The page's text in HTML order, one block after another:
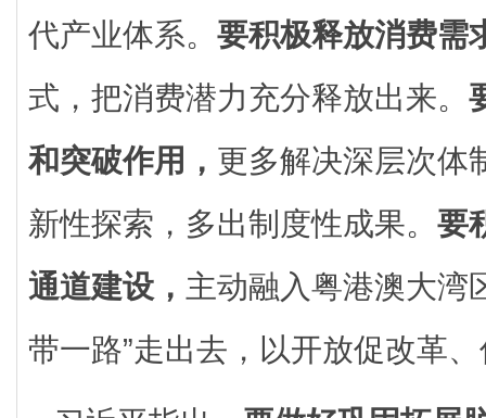
代产业体系。 要积极释放消费需
式，把消费潜力充分释放出来。
和突破作用， 更多解决深层次体
新性探索，多出制度性成果。 要
通道建设， 主动融入粤港澳大湾
带一路”走出去，以开放促改革